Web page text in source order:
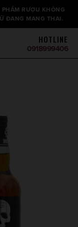
RƯỢU KHÔNG
ĐANG MANG THAI.
HOTLINE
0918999406